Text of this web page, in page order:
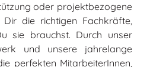
oder projektbezogene
die richtigen Fachkräfte,
sie brauchst. Durch unser
und unsere jahrelange
perfekten MitarbeiterInnen,